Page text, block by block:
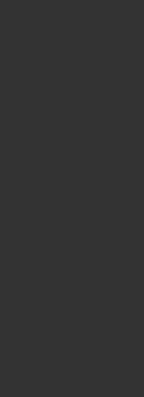
)
Metall-NRW